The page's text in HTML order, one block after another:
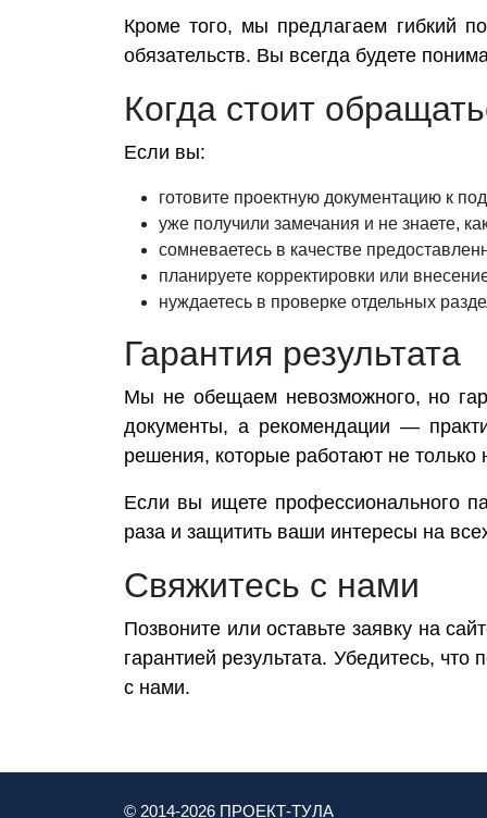
Кроме того, мы предлагаем гибкий
обязательств. Вы всегда будете
Когда стоит
Если вы:
готовите проектную документацию к
уже получили замечания и не знаете,
сомневаетесь в качестве
планируете корректировки или
нуждаетесь в проверке отдельных
Гарантия результата
Мы не обещаем невозможного, но
документы, а рекомендации —
решения, которые работают не
Если вы ищете профессионального
раза и защитить ваши интересы на
Свяжитесь с нами
Позвоните или оставьте заявку на
гарантией результата. Убедитесь,
с нами.
© 2014-2026 ПРОЕКТ-ТУЛА